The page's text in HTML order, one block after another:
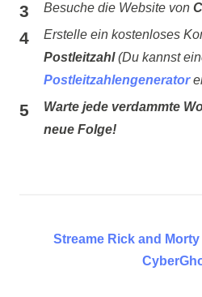
Besuche die Website von
Erstelle ein kostenloses
Postleitzahl(Du kannst
Postleitzahlengenerator
Warte jede verdammte
neue Folge!
Streame Rick and